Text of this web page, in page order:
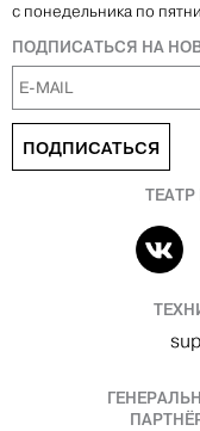
с понедельника по
ПОДПИСАТЬСЯ НА
ПОДПИСАТЬСЯ